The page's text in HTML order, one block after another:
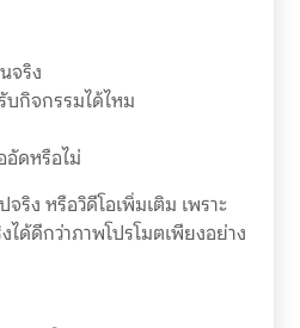
จริง
กิจกรรมได้ไหม
อัดหรือไม่
จริง หรือวิดีโอเพิ่มเติม เพราะ
ด้ดีกว่าภาพโปรโมตเพียงอย่าง